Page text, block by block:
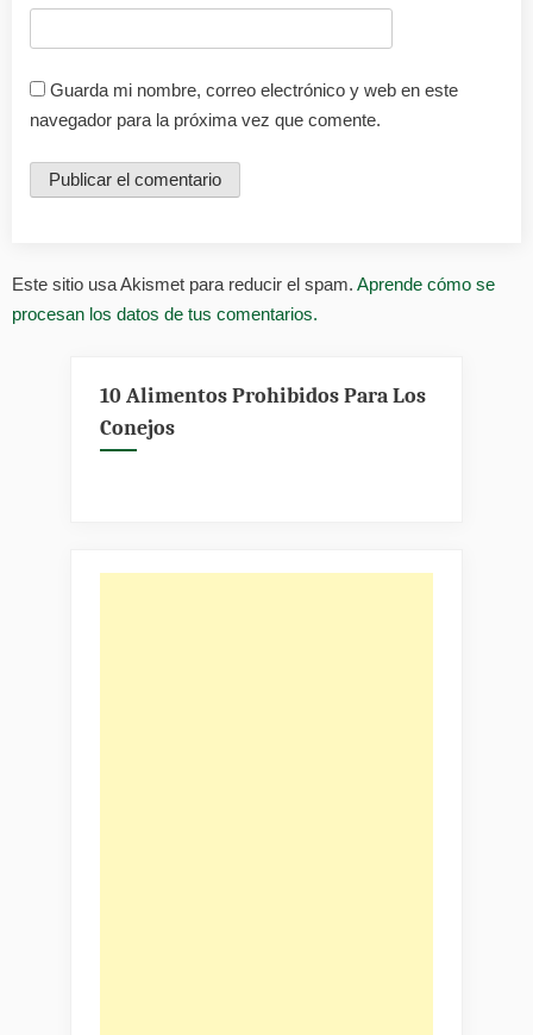
Guarda mi nombre, correo electrónico y web en este
navegador para la próxima vez que comente.
Este sitio usa Akismet para reducir el spam. Aprende cómo se
procesan los datos de tus comentarios.
10 Alimentos Prohibidos Para Los
Conejos